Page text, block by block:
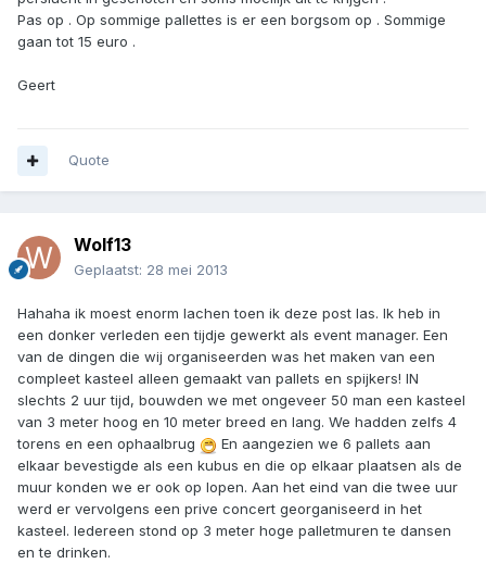
Pas op . Op sommige pallettes is er een borgsom op . Sommige
gaan tot 15 euro .
Geert
Quote
Wolf13
Geplaatst: 28 mei 2013
Hahaha ik moest enorm lachen toen ik deze post las. Ik heb in
een donker verleden een tijdje gewerkt als event manager. Een
van de dingen die wij organiseerden was het maken van een
compleet kasteel alleen gemaakt van pallets en spijkers! IN
slechts 2 uur tijd, bouwden we met ongeveer 50 man een kasteel
van 3 meter hoog en 10 meter breed en lang. We hadden zelfs 4
torens en een ophaalbrug
En aangezien we 6 pallets aan
elkaar bevestigde als een kubus en die op elkaar plaatsen als de
muur konden we er ook op lopen. Aan het eind van die twee uur
werd er vervolgens een prive concert georganiseerd in het
kasteel. Iedereen stond op 3 meter hoge palletmuren te dansen
en te drinken.